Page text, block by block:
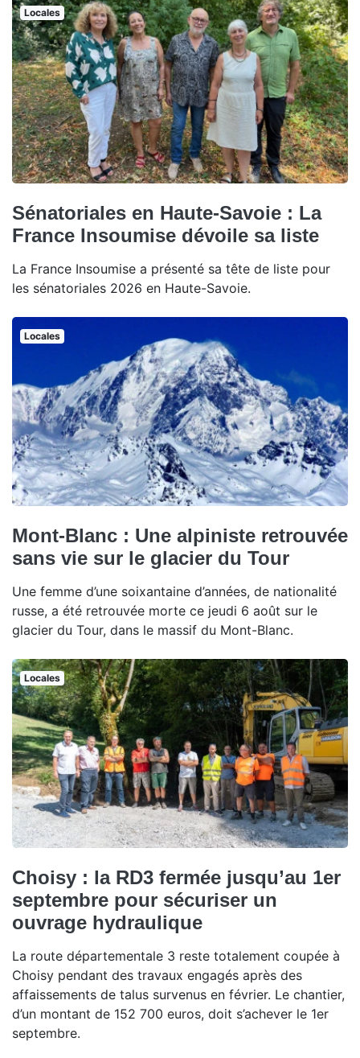
Locales
Sénatoriales en Haute-Savoie : La
France Insoumise dévoile sa liste
La France Insoumise a présenté sa tête de liste pour
les sénatoriales 2026 en Haute-Savoie.
Locales
Mont-Blanc : Une alpiniste retrouvée
sans vie sur le glacier du Tour
Une femme d’une soixantaine d’années, de nationalité
russe, a été retrouvée morte ce jeudi 6 août sur le
glacier du Tour, dans le massif du Mont-Blanc.
Locales
Choisy : la RD3 fermée jusqu’au 1er
septembre pour sécuriser un
ouvrage hydraulique
La route départementale 3 reste totalement coupée à
Choisy pendant des travaux engagés après des
affaissements de talus survenus en février. Le chantier,
d’un montant de 152 700 euros, doit s’achever le 1er
septembre.